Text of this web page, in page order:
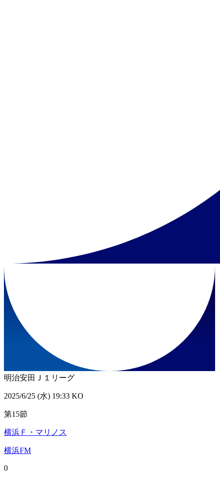
明治安田Ｊ１リーグ
2025/6/25 (水) 19:33 KO
第15節
横浜Ｆ・マリノス
横浜FM
0